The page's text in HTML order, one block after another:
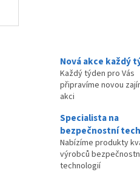
Nová akce každý
Každý týden pro Vás
připravíme novou
akci
Specialista na
bezpečnostní
Nabízíme produkty
výrobců
technologií